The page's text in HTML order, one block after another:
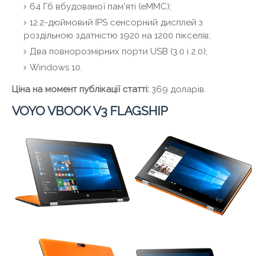
64 Гб вбудованої пам'яті (eMMC);
12.2-дюймовий IPS сенсорний дисплей з
роздільною здатністю 1920 на 1200 пікселів;
Два повнорозмірних порти USB (3.0 і 2.0);
Windows 10.
Ціна на момент публікації статті: 369 доларів.
VOYO VBOOK V3 FLAGSHIP